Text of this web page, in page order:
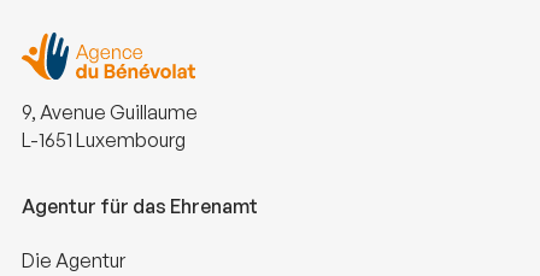
9, Avenue Guillaume
L-1651 Luxembourg
Agentur für das Ehrenamt
Die Agentur